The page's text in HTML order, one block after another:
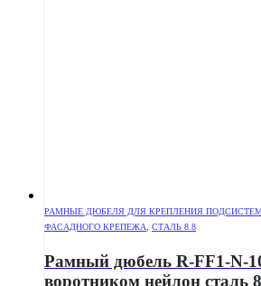
РАМНЫЕ ДЮБЕЛЯ ДЛЯ КРЕПЛЕНИЯ
ФАСАДНОГО КРЕПЕЖА
СТАЛЬ 8.8
Рамный дюбель R-FF1-N-
воротником нейлон сталь